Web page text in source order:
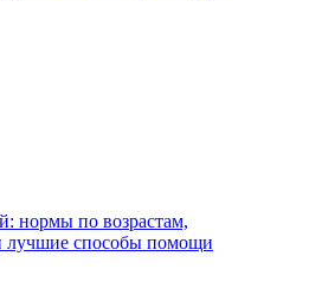
нормы по возрастам,
лучшие способы помощи